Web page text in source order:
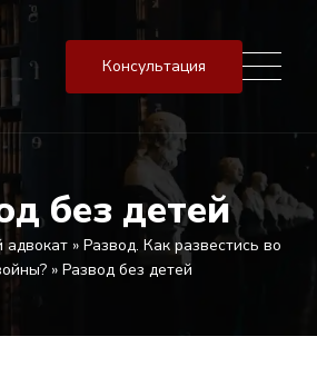
Консультация
без детей
» Развод. Как развестись во
» Развод без детей